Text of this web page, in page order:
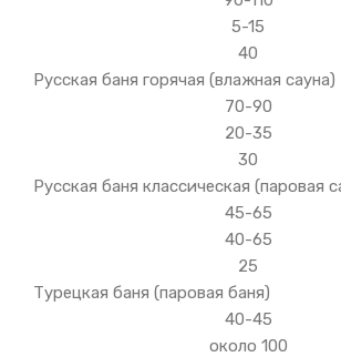
5-15
40
Русская баня горячая (влажная сауна)
70-90
20-35
30
Русская баня классическая (паровая
45-65
40-65
25
Турецкая баня (паровая баня)
40-45
около 100